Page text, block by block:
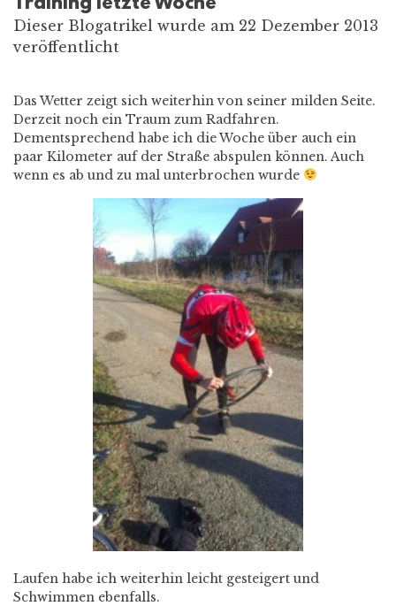
Dieser Blogatrikel wurde am 22 Dezember 2013
veröffentlicht
Das Wetter zeigt sich weiterhin von seiner milden Seite.
Derzeit noch ein Traum zum Radfahren.
Dementsprechend habe ich die Woche über auch ein
paar Kilometer auf der Straße abspulen können. Auch
wenn es ab und zu mal unterbrochen wurde
Laufen habe ich weiterhin leicht gesteigert und
Schwimmen ebenfalls.